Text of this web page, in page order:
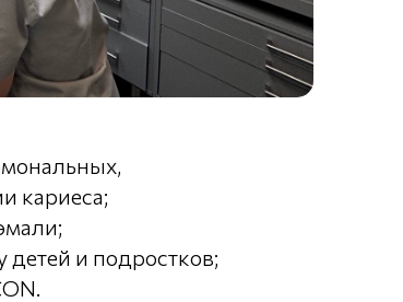
кариеса;
детей и подростков;